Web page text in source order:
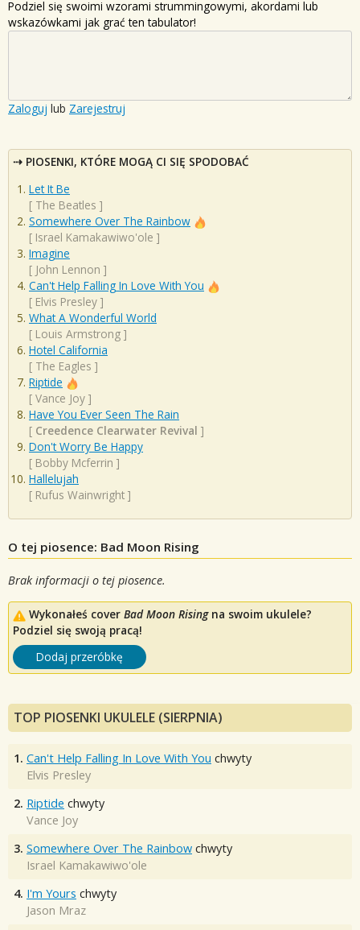
Podziel się swoimi wzorami strummingowymi, akordami lub
wskazówkami jak grać ten tabulator!
Zaloguj lub Zarejestruj
PIOSENKI, KTÓRE MOGĄ CI SIĘ SPODOBAĆ
Let It Be
[ The Beatles ]
Somewhere Over The Rainbow
[ Israel Kamakawiwo'ole ]
Imagine
[ John Lennon ]
Can't Help Falling In Love With You
[ Elvis Presley ]
What A Wonderful World
[ Louis Armstrong ]
Hotel California
[ The Eagles ]
Riptide
[ Vance Joy ]
Have You Ever Seen The Rain
[ Creedence Clearwater Revival ]
Don't Worry Be Happy
[ Bobby Mcferrin ]
Hallelujah
[ Rufus Wainwright ]
O tej piosence: Bad Moon Rising
Brak informacji o tej piosence.
Wykonałeś cover Bad Moon Risingna swoim ukulele?
Podziel się swoją pracą!
Dodaj przeróbkę
TOP PIOSENKI UKULELE (SIERPNIA)
1. Can't Help Falling In Love With You chwyty
Elvis Presley
2. Riptide chwyty
Vance Joy
3. Somewhere Over The Rainbow chwyty
Israel Kamakawiwo'ole
4. I'm Yours chwyty
Jason Mraz